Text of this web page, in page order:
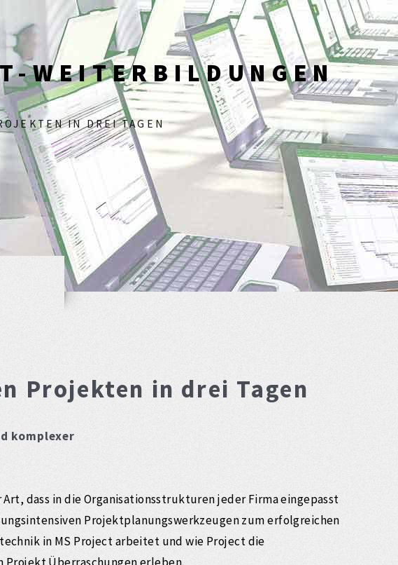
WEITERBILDUNGEN
IN DREI TAGEN
Projekten in drei Tagen
komplexer
dass in die Organisationsstrukturen jeder Firma eingepasst
Projektplanungswerkzeugen zum erfolgreichen
in MS Project arbeitet und wie Project die